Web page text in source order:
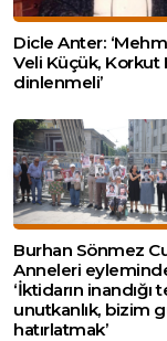
Dicle Anter:
Veli Küçük, Korkut
dinlenmeli’
Burhan Sönmez
Anneleri
‘İktidarın inandığı
unutkanlık, bizim
hatırlatmak’